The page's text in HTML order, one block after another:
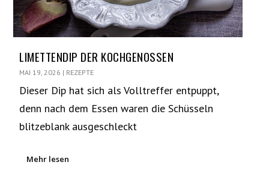
LIMETTENDIP DER KOCHGENOSSEN
MAI 19, 2026 | REZEPTE
Dieser Dip hat sich als Volltreffer entpuppt,
denn nach dem Essen waren die Schüsseln
blitzeblank ausgeschleckt
Mehr lesen